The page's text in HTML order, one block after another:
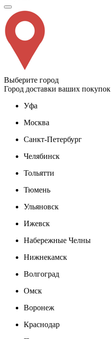
Выберите город
Город доставки ваших покупок
Уфа
Москва
Санкт-Петербург
Челябинск
Тольятти
Тюмень
Ульяновск
Ижевск
Набережные Челны
Нижнекамск
Волгоград
Омск
Воронеж
Краснодар